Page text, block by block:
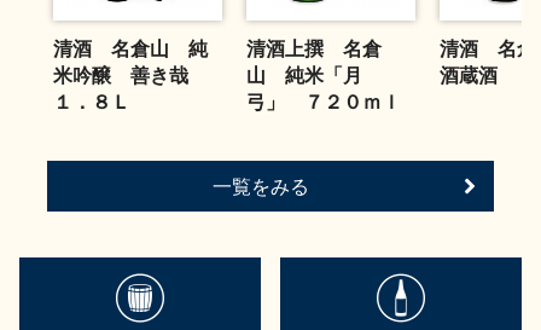
清酒 名倉山 純
米吟醸 善き哉
１．８Ｌ
清酒上撰 名倉
山 純米「月
弓」 ７２０ｍｌ
清酒 名
酒蔵酒 １
一覧をみる